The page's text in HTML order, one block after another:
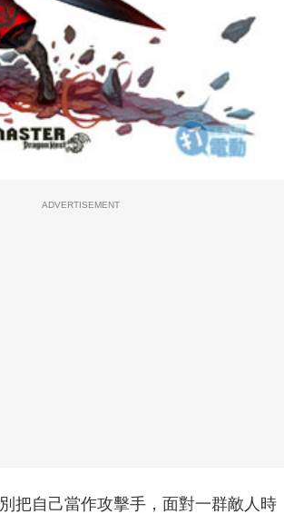
ADVERTISEMENT
把自己當作攻擊手，面對一群敵人時